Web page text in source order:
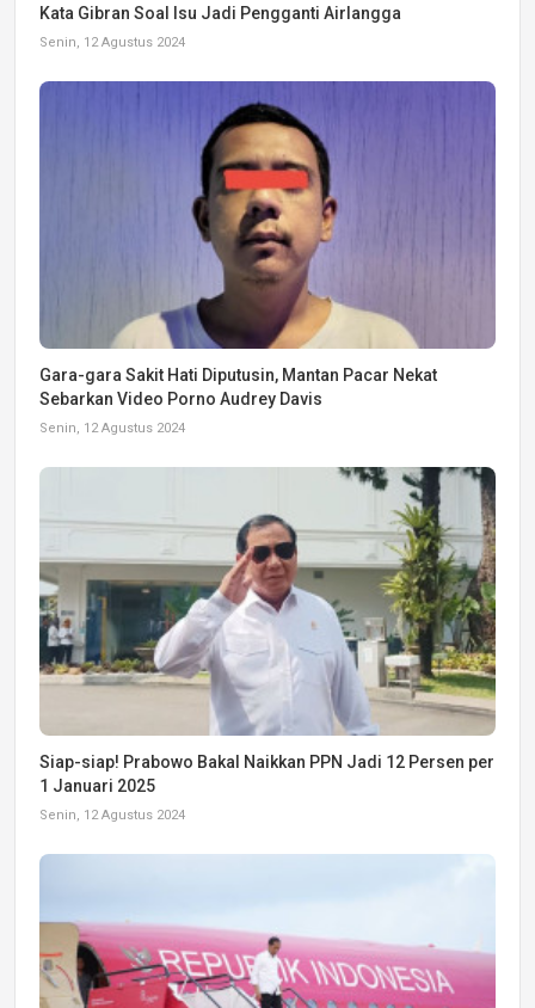
Kata Gibran Soal Isu Jadi Pengganti Airlangga
Senin, 12 Agustus 2024
Gara-gara Sakit Hati Diputusin, Mantan Pacar Nekat
Sebarkan Video Porno Audrey Davis
Senin, 12 Agustus 2024
Siap-siap! Prabowo Bakal Naikkan PPN Jadi 12 Persen per
1 Januari 2025
Senin, 12 Agustus 2024